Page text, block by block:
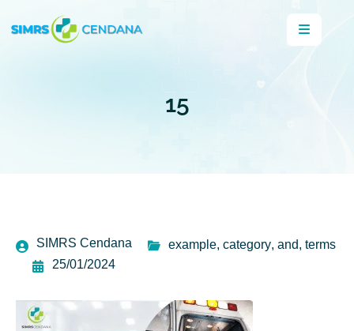
15
SIMRS Cendana example, category, and, terms
25/01/2024